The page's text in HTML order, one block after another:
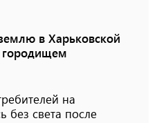
в Харьковской
городищем
на
без света после